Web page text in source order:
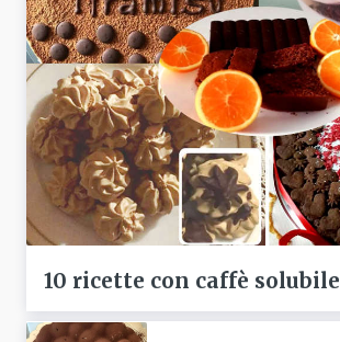
10 ricette con caffè solubile